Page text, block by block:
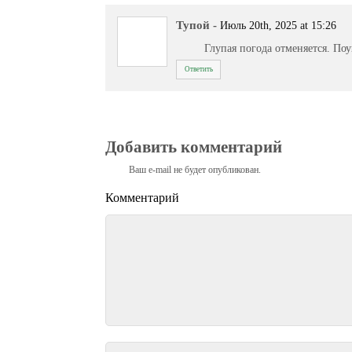
Тупой - Июль 20th, 2025 at 15:26
Глупая погода отменяется.
Ответить
Добавить комментарий
Ваш e-mail не будет опубликован.
Комментарий